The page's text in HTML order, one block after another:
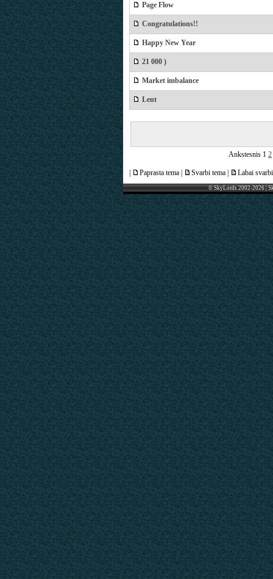
Page Flow
Congratulations!!
Happy New Year
21 000 )
Market imbalance
Lent
Ankstesnis 1 2
Paprasta tema | Svarbi tema | Labai
© SkyLords 2002-2026 |